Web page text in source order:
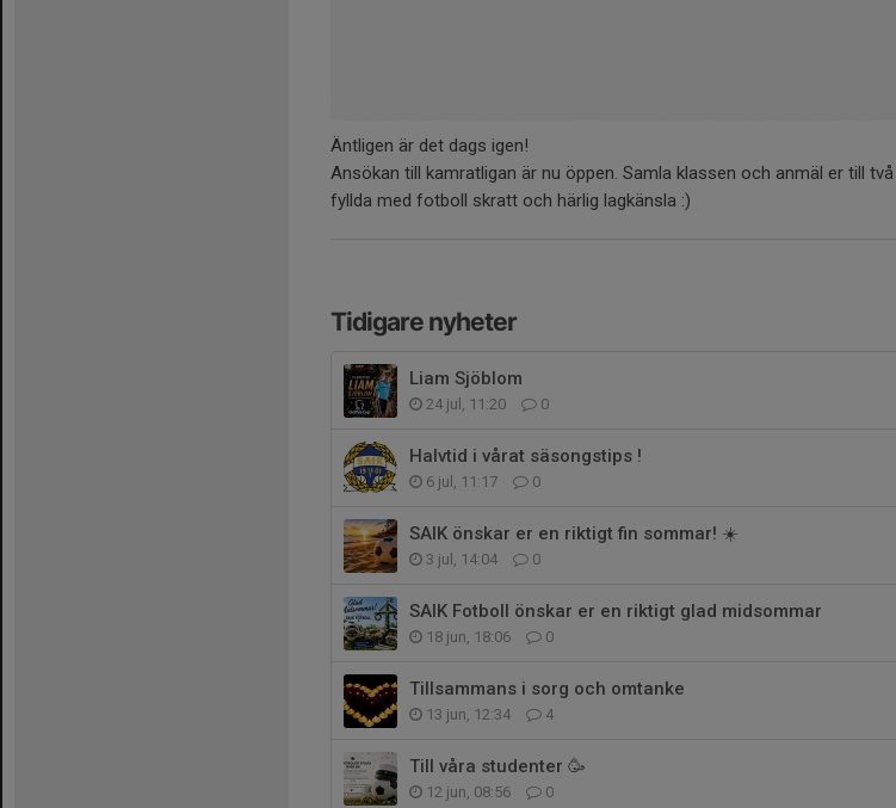
Äntligen är det dags igen!
Ansökan till kamratligan är nu öppen. Samla klassen och anmäl er till
fyllda med fotboll skratt och härlig lagkänsla :)
Tidigare nyheter
Liam Sjöblom
24 jul, 11:20 0
Halvtid i vårat säsongstips !
6 jul, 11:17 0
SAIK önskar er en riktigt fin sommar! ☀️
3 jul, 14:04 0
SAIK Fotboll önskar er en riktigt glad midsommar
18 jun, 18:06 0
Tillsammans i sorg och omtanke
13 jun, 12:34 4
Till våra studenter 🥳
12 jun, 08:56 0